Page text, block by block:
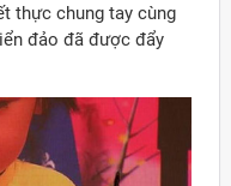
thực chung tay cùng
đảo đã được đẩy